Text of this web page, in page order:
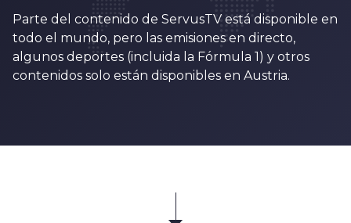
Parte del contenido de ServusTV está disponible en
todo el mundo, pero las emisiones en directo,
algunos deportes (incluida la Fórmula 1) y otros
contenidos solo están disponibles en Austria.